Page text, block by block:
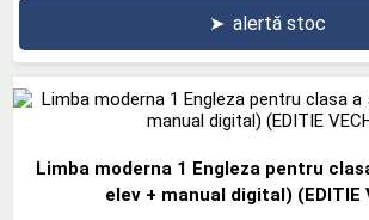
➤ alertă stoc
Limba moderna 1 Engleza pentru
elev + manual digital) (EDITIE